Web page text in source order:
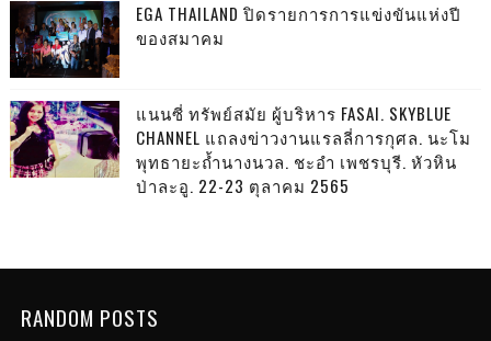
EGA THAILAND ปิดรายการการแข่งขันแห่งปี
ของสมาคม
แนนซี่ ทรัพย์สมัย ผู้บริหาร FASAI. SKYBLUE
CHANNEL แถลงข่าวงานแรลลี่การกุศล. นะโม
พุทธายะถ้ำนางนวล. ชะอำ เพชรบุรี. หัวหิน
ป่าละอู. 22-23 ตุลาคม 2565
RANDOM POSTS